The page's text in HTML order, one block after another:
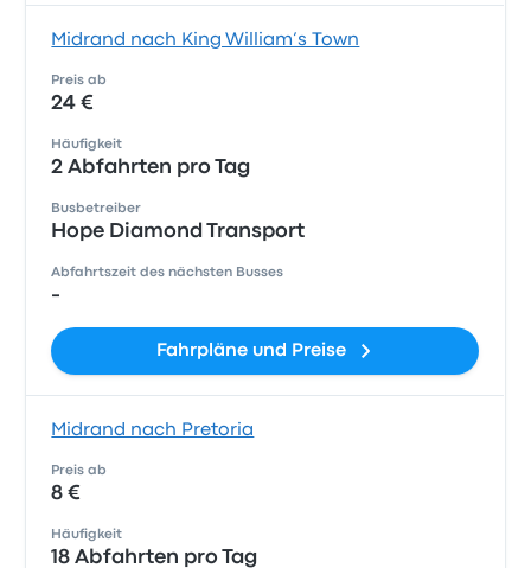
Midrand nach King William’s Town
Preis ab
24 €
Häufigkeit
2 Abfahrten pro Tag
Busbetreiber
Hope Diamond Transport
Abfahrtszeit des nächsten Busses
-
Fahrpläne und Preise
Midrand nach Pretoria
Preis ab
8 €
Häufigkeit
18 Abfahrten pro Tag